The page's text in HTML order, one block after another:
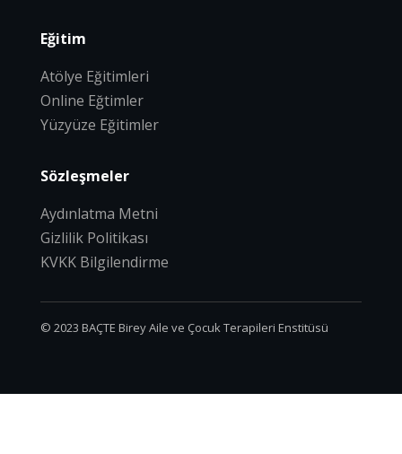
Eğitim
Atölye Eğitimleri
Online Eğtimler
Yüzyüze Eğitimler
Sözleşmeler
Aydınlatma Metni
Gizlilik Politikası
KVKK Bilgilendirme
© 2023 BAÇTE Birey Aile ve Çocuk Terapileri Enstitüsü